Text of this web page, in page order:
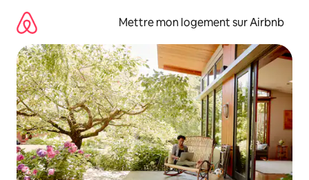
directement
contenu
Mettre mon logement sur Airbnb